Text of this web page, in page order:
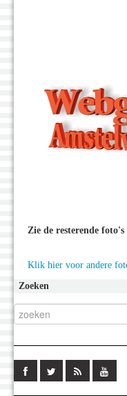
Zie de resterende
Klik hier voor andere
Zoeken